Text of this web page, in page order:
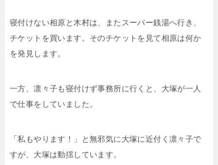
寝付けない相原と木村は、またスーパー銭湯へ行き、
チケットを買います。そのチケットを見て相原は何か
を発見します。
一方、凛々子も寝付けず事務所に行くと、大塚が一人
で仕事をしていました。
「私もやります！」と無邪気に大塚に近付く凛々子で
すが、大塚は動揺しています。